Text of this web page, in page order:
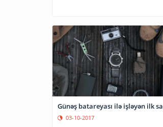
Günəş batareyası ilə işləyən ilk
03-10-2017